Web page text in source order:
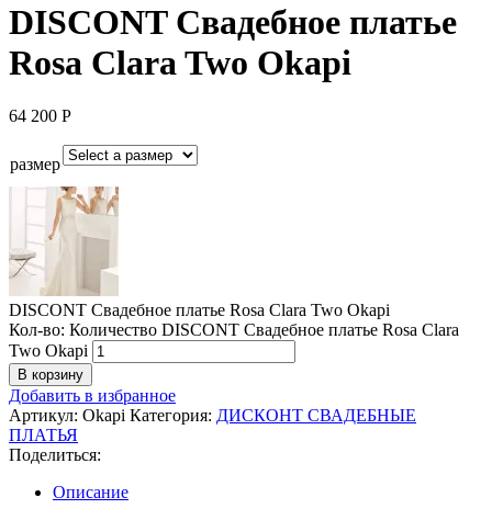
DISCONT Свадебное платье
Rosa Clara Two Okapi
64 200 Р
размер
DISCONT Свадебное платье Rosa Clara Two Okapi
Кол-во: Количество DISCONT Свадебное платье Rosa Clara
Two Okapi
В корзину
Добавить в избранное
Артикул: Okapi Категория: ДИСКОНТ СВАДЕБНЫЕ
ПЛАТЬЯ
Поделиться:
Описание